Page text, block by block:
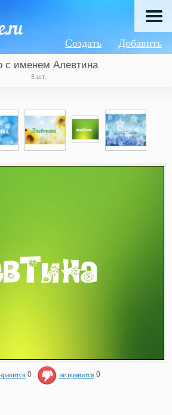
Добавить
Создать
с именем Алевтина
8 шт.
0 не нравится 0